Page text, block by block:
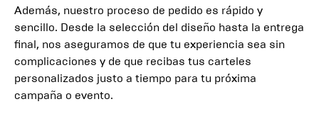
Además, nuestro proceso de pedido es rápido y
sencillo. Desde la selección del diseño hasta la entrega
final, nos aseguramos de que tu experiencia sea sin
complicaciones y de que recibas tus carteles
personalizados justo a tiempo para tu próxima
campaña o evento.